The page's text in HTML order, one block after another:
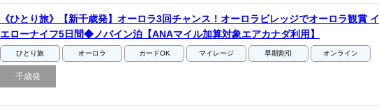
《ひとり旅》【新千歳発】オーロラ3回チャンス！オーロラビレッジでオーロラ観賞 イ
エローナイフ5日間◆ノバイン泊【ANAマイル加算対象エアカナダ利用】
ひとり旅 オーロラ カードOK マイレージ 早期割引 オンライン
千歳発